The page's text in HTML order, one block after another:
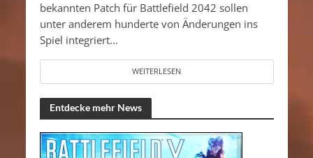
bekannten Patch für Battlefield 2042 sollen
unter anderem hunderte von Änderungen ins
Spiel integriert...
WEITERLESEN
Entdecke mehr News